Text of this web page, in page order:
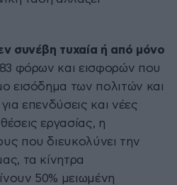
συνέβη τυχαία ή από μόνο
φόρων και εισφορών που
εισόδημα των πολιτών και
επενδύσεις και νέες
εργασίας, η
που διευκολύνει την
τα κίνητρα
50% μειωμένη